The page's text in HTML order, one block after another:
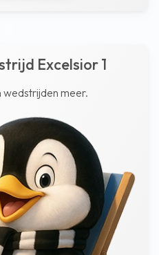
Excelsior 1
wedstrijden meer.